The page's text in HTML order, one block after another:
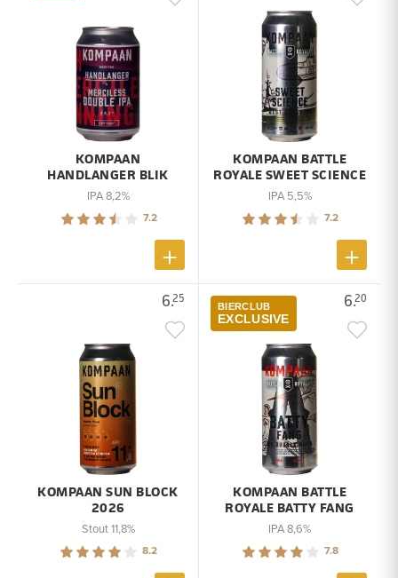
KOMPAAN
HANDLANGER BLIK
IPA 8,2%
7.2
KOMPAAN BATTLE
ROYALE SWEET SCIENCE
IPA 5,5%
7.2
6.25
KOMPAAN SUN BLOCK
2026
Stout 11,8%
8.2
6.20
BIERCLUB
EXCLUSIVE
KOMPAAN BATTLE
ROYALE BATTY FANG
IPA 8,6%
7.8